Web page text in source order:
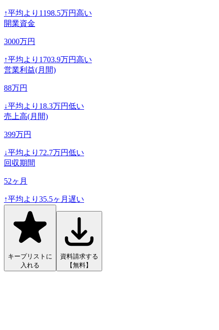
↑平均より 1198.5万円高い
開業資金
3000万円
↑平均より 1703.9万円高い
営業利益(月間)
88万円
↓平均より 18.3万円低い
売上高(月間)
399万円
↓平均より 72.7万円低い
回収期間
52ヶ月
↑平均より 35.5ヶ月遅い
キープリストに
入れる
資料請求する
【無料】